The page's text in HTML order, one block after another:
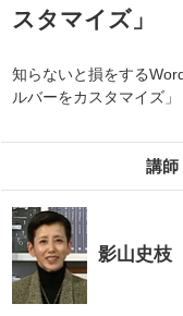
スタマイズ」
知らないと損をする
ルバーをカスタマイズ」
講師
影山史枝